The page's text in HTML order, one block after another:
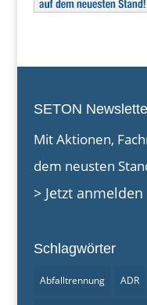
SETON
Mit Aktionen,
dem neusten
> Jetzt anmelden
Schlagwörter
Abfalltrennung ADR